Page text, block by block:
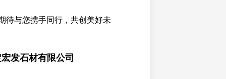
待与您携手同行，共创美好未
发石材有限公司